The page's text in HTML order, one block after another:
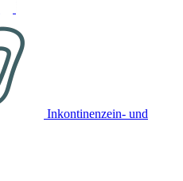
Inkontinenzein- und